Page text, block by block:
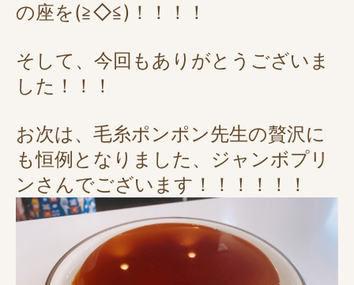
の座を(≧◇≦)！！！！
そして、今回もありがとうございま
した！！！
お次は、毛糸ポンポン先生の贅沢に
も恒例となりました、ジャンボプリ
ンさんでございます！！！！！！